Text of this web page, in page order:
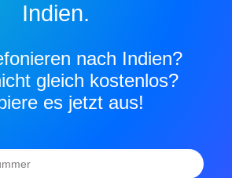
Indien.
nach Indien?
gleich kostenlos?
es jetzt aus!